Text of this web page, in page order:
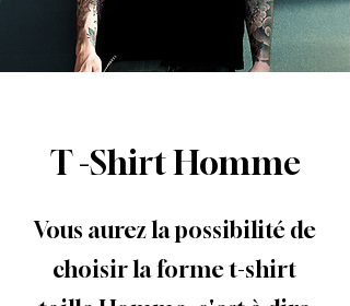
T -Shirt Homme
Vous aurez la possibilité de
choisir la forme t-shirt